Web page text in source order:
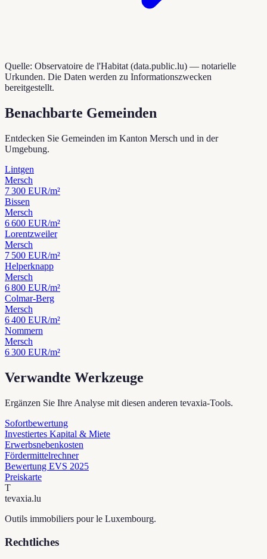
Quelle: Observatoire de l'Habitat (data.public.lu) — notarielle
Urkunden. Die Daten werden zu Informationszwecken
bereitgestellt.
Benachbarte Gemeinden
Entdecken Sie Gemeinden im Kanton Mersch und in der
Umgebung.
Lintgen
Mersch
7 300 EUR/m²
Bissen
Mersch
6 600 EUR/m²
Lorentzweiler
Mersch
7 500 EUR/m²
Helperknapp
Mersch
6 800 EUR/m²
Colmar-Berg
Mersch
6 400 EUR/m²
Nommern
Mersch
6 300 EUR/m²
Verwandte Werkzeuge
Ergänzen Sie Ihre Analyse mit diesen anderen tevaxia-Tools.
Sofortbewertung
Investiertes Kapital & Miete
Erwerbsnebenkosten
Fördermittelrechner
Bewertung EVS 2025
Preiskarte
T
tevaxia.lu
Outils immobiliers pour le Luxembourg.
Rechtliches